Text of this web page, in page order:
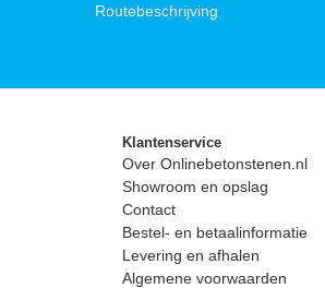
Routebeschrijving
Klantenservice
Over Onlinebetonstenen.nl
Showroom en opslag
Contact
Bestel- en betaalinformatie
Levering en afhalen
Algemene voorwaarden